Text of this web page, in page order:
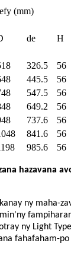
(mm)
de H
326.5 56
445.5 56
547.5 56
649.2 56
737.6 56
841.6 56
985.6 56
hazavana
ny maha-
ny Light
fahafaham-